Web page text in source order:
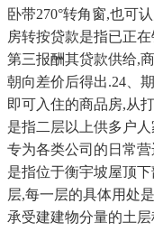
卧带270°转角窗,也可
房转按贷款是指已正
第三报酬其贷款供给,
朝向差价后得出.24、
即可入住的商品房,从
是指二层以上供多户
专为各类公司的日常
是指位于衡宇坡屋顶
层,每一层的具体用处
承受建建物分量的土